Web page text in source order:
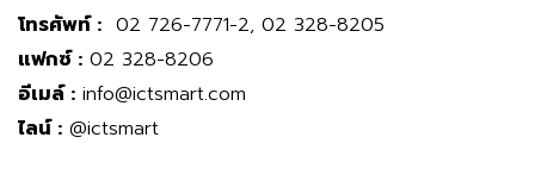
โทรศัพท์ : 02 726-7771-2, 02 328-8205
แฟกซ์ : 02 328-8206
อีเมล์ : info@ictsmart.com
ไลน์ : @ictsmart